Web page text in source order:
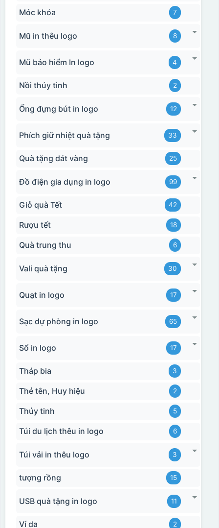
Móc khóa 7
Mũ in thêu logo 8
Mũ bảo hiểm In logo 4
Nồi thủy tinh 2
Ống đựng bút in logo 12
Phích giữ nhiệt quà tặng 33
Quà tặng dát vàng 25
Đồ điện gia dụng in logo 99
Giỏ quà Tết 42
Rượu tết 18
Quà trung thu 6
Vali quà tặng 30
Quạt in logo 17
Sạc dự phòng in logo 65
Sổ in logo 17
Tháp bia 3
Thẻ tên, Huy hiệu 2
Thủy tinh 5
Túi du lịch thêu in logo 6
Túi vải in thêu logo 3
tượng rồng 15
USB quà tặng in logo 11
Ví da 2